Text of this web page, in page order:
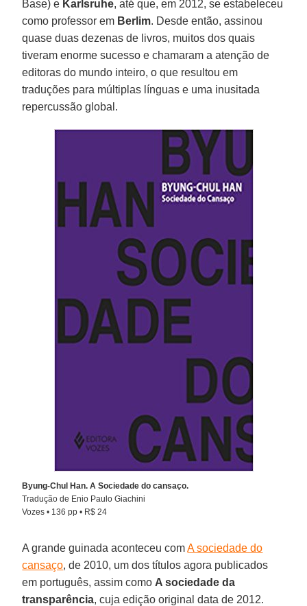
Base) e Karlsruhe, até que, em 2012, se estabeleceu
como professor em Berlim. Desde então, assinou
quase duas dezenas de livros, muitos dos quais
tiveram enorme sucesso e chamaram a atenção de
editoras do mundo inteiro, o que resultou em
traduções para múltiplas línguas e uma inusitada
repercussão global.
Byung-Chul Han. A Sociedade do cansaço.
Tradução de Enio Paulo Giachini
Vozes • 136 pp • R$ 24
A grande guinada aconteceu comA sociedade do
cansaço, de 2010, um dos títulos agora publicados
em português, assim como A sociedade da
transparência, cuja edição original data de 2012.